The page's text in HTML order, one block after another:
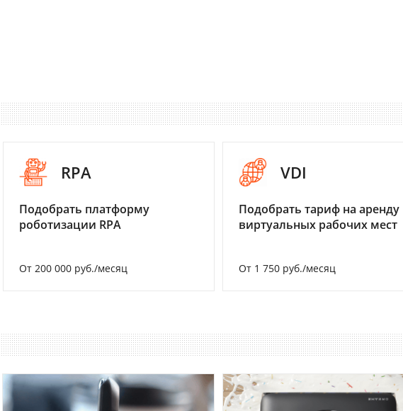
RPA
Подобрать платформу
роботизации RPA
От 200 000 руб./месяц
VDI
Подобрать тариф на аренду
виртуальных рабочих мест
От 1 750 руб./месяц